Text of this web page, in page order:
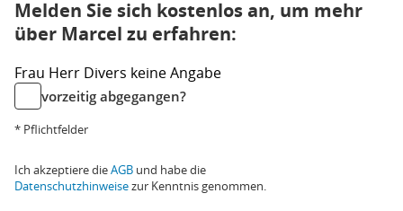
Melden Sie sich kostenlos an, um mehr
über Marcel zu erfahren:
Frau Herr Divers keine Angabe
vorzeitig abgegangen?
* Pflichtfelder
Ich akzeptiere dieAGB und habe die
Datenschutzhinweisezur Kenntnis genommen.